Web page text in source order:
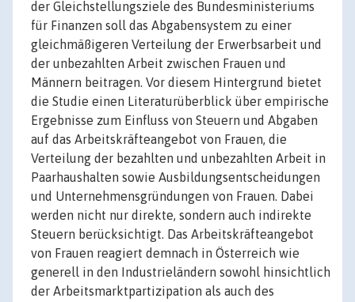
der Gleichstellungsziele des Bundesministeriums
für Finanzen soll das Abgabensystem zu einer
gleichmäßigeren Verteilung der Erwerbsarbeit und
der unbezahlten Arbeit zwischen Frauen und
Männern beitragen. Vor diesem Hintergrund bietet
die Studie einen Literaturüberblick über empirische
Ergebnisse zum Einfluss von Steuern und Abgaben
auf das Arbeitskräfteangebot von Frauen, die
Verteilung der bezahlten und unbezahlten Arbeit in
Paarhaushalten sowie Ausbildungsentscheidungen
und Unternehmensgründungen von Frauen. Dabei
werden nicht nur direkte, sondern auch indirekte
Steuern berücksichtigt. Das Arbeitskräfteangebot
von Frauen reagiert demnach in Österreich wie
generell in den Industrieländern sowohl hinsichtlich
der Arbeitsmarktpartizipation als auch des